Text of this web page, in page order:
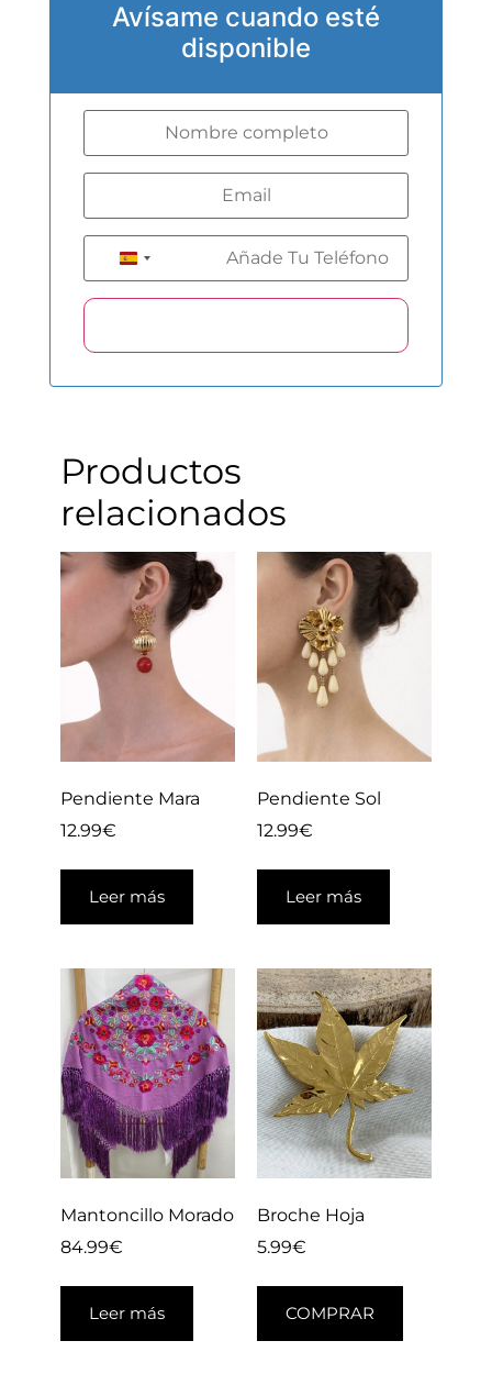
Avísame cuando esté
disponible
Spain +34
Productos
relacionados
Pendiente Mara
12.99€
Leer más
Pendiente Sol
12.99€
Leer más
Mantoncillo Morado
84.99€
Leer más
Broche Hoja
5.99€
COMPRAR